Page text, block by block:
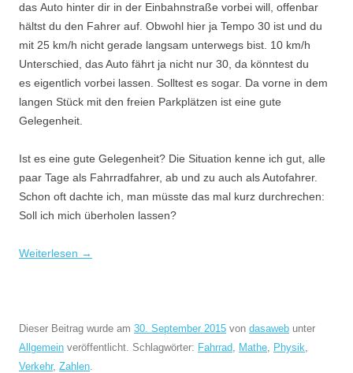
das Auto hinter dir in der Einbahnstraße vorbei will, offenbar
hältst du den Fahrer auf. Obwohl hier ja Tempo 30 ist und du
mit 25 km/h nicht gerade langsam unterwegs bist. 10 km/h
Unterschied, das Auto fährt ja nicht nur 30, da könntest du
es eigentlich vorbei lassen. Solltest es sogar. Da vorne in dem
langen Stück mit den freien Parkplätzen ist eine gute
Gelegenheit.
Ist es eine gute Gelegenheit? Die Situation kenne ich gut, alle
paar Tage als Fahrradfahrer, ab und zu auch als Autofahrer.
Schon oft dachte ich, man müsste das mal kurz durchrechen:
Soll ich mich überholen lassen?
Weiterlesen →
Dieser Beitrag wurde am 30. September 2015 von dasaweb unter
Allgemein veröffentlicht. Schlagwörter: Fahrrad, Mathe, Physik,
Verkehr, Zahlen.